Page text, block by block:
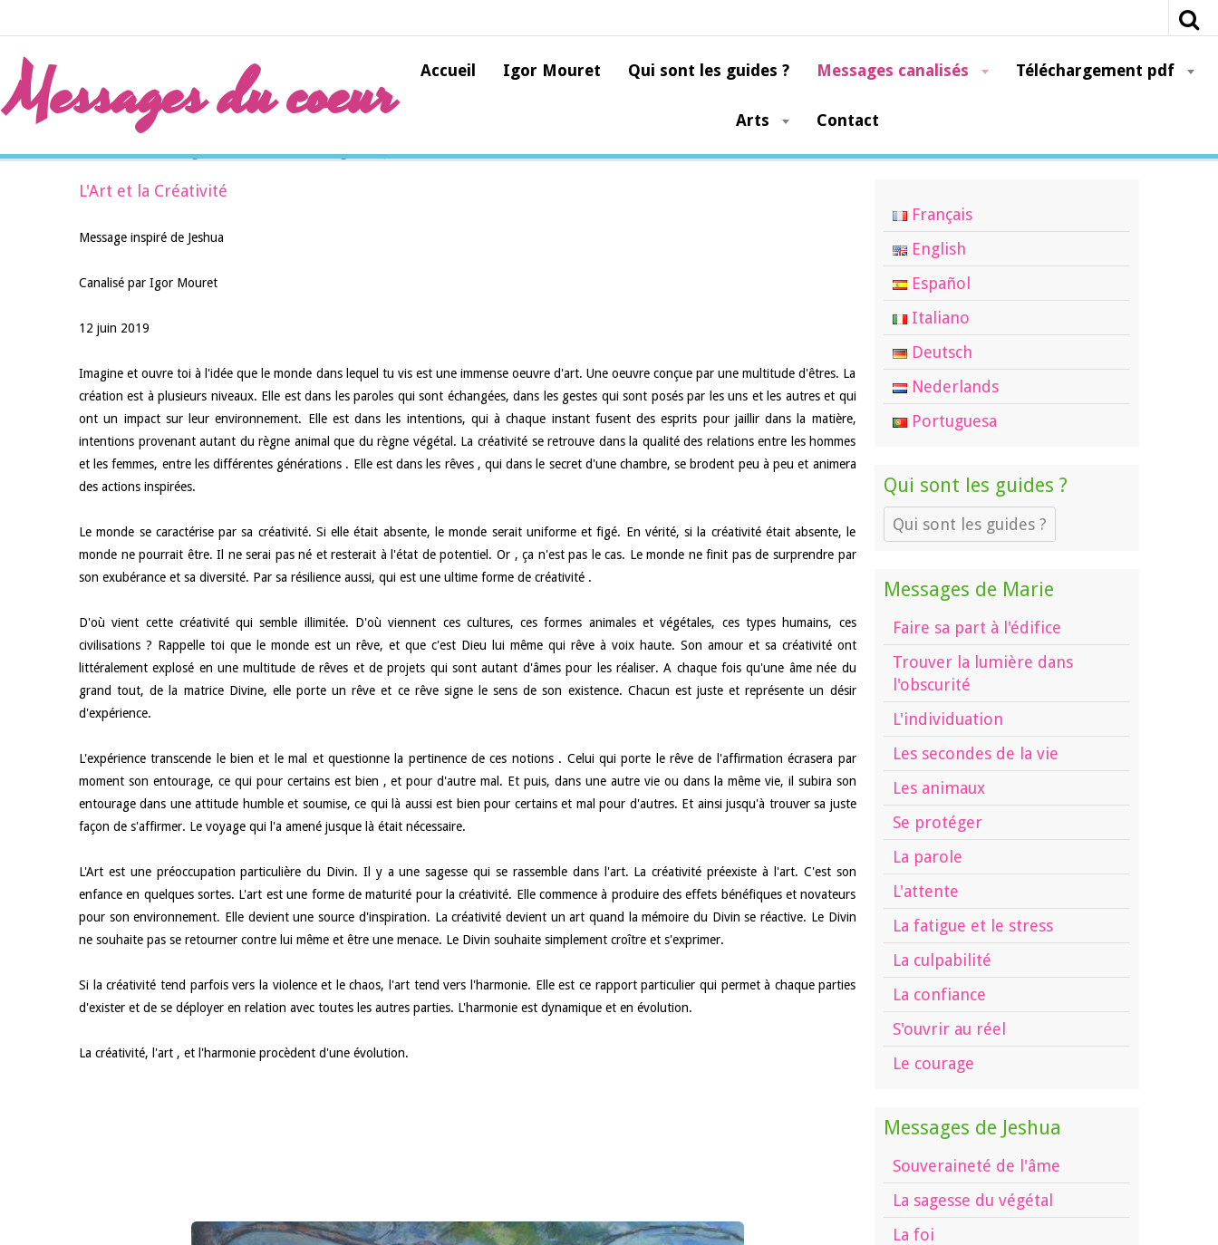
Messages du coeur Accueil Igor Mouret Qui sont les guides ? Messages canalisés Téléchargement pdf
Arts Contact
Accueil Messages canalisés Messages de Jeshua Art et Créativité
L'Art et la Créativité
Message inspiré de Jeshua
Canalisé par Igor Mouret
12 juin 2019
Imagine et ouvre toi à l'idée que le monde dans lequel tu vis est une immense oeuvre d'art. Une oeuvre conçue par une multitude d'êtres. La
création est à plusieurs niveaux. Elle est dans les paroles qui sont échangées, dans les gestes qui sont posés par les uns et les autres et qui
ont un impact sur leur environnement. Elle est dans les intentions, qui à chaque instant fusent des esprits pour jaillir dans la matière,
intentions provenant autant du règne animal que du règne végétal. La créativité se retrouve dans la qualité des relations entre les hommes
et les femmes, entre les différentes générations . Elle est dans les rêves , qui dans le secret d'une chambre, se brodent peu à peu et animera
des actions inspirées.
Le monde se caractérise par sa créativité. Si elle était absente, le monde serait uniforme et figé. En vérité, si la créativité était absente, le
monde ne pourrait être. Il ne serai pas né et resterait à l'état de potentiel. Or , ça n'est pas le cas. Le monde ne finit pas de surprendre par
son exubérance et sa diversité. Par sa résilience aussi, qui est une ultime forme de créativité .
D'où vient cette créativité qui semble illimitée. D'où viennent ces cultures, ces formes animales et végétales, ces types humains, ces
civilisations ? Rappelle toi que le monde est un rêve, et que c'est Dieu lui même qui rêve à voix haute. Son amour et sa créativité ont
littéralement explosé en une multitude de rêves et de projets qui sont autant d'âmes pour les réaliser. A chaque fois qu'une âme née du
grand tout, de la matrice Divine, elle porte un rêve et ce rêve signe le sens de son existence. Chacun est juste et représente un désir
d'expérience.
L'expérience transcende le bien et le mal et questionne la pertinence de ces notions . Celui qui porte le rêve de l'affirmation écrasera par
moment son entourage, ce qui pour certains est bien , et pour d'autre mal. Et puis, dans une autre vie ou dans la même vie, il subira son
entourage dans une attitude humble et soumise, ce qui là aussi est bien pour certains et mal pour d'autres. Et ainsi jusqu'à trouver sa juste
façon de s'affirmer. Le voyage qui l'a amené jusque là était nécessaire.
L'Art est une préoccupation particulière du Divin. Il y a une sagesse qui se rassemble dans l'art. La créativité préexiste à l'art. C'est son
enfance en quelques sortes. L'art est une forme de maturité pour la créativité. Elle commence à produire des effets bénéfiques et novateurs
pour son environnement. Elle devient une source d'inspiration. La créativité devient un art quand la mémoire du Divin se réactive. Le Divin
ne souhaite pas se retourner contre lui même et être une menace. Le Divin souhaite simplement croître et s'exprimer.
Si la créativité tend parfois vers la violence et le chaos, l'art tend vers l'harmonie. Elle est ce rapport particulier qui permet à chaque parties
d'exister et de se déployer en relation avec toutes les autres parties. L'harmonie est dynamique et en évolution.
La créativité, l'art , et l'harmonie procèdent d'une évolution.
Français
English
Español
Italiano
Deutsch
Nederlands
Portuguesa
Qui sont les guides ?
Qui sont les guides ?
Messages de Marie
Faire sa part à l'édifice
Trouver la lumière dans
l'obscurité
L'individuation
Les secondes de la vie
Les animaux
Se protéger
La parole
L'attente
La fatigue et le stress
La culpabilité
La confiance
S'ouvrir au réel
Le courage
Messages de Jeshua
Souveraineté de l'âme
La sagesse du végétal
La foi